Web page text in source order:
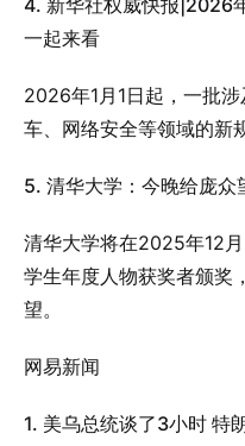
4. 新华社权威快报|2026
一起来看
2026年1月1日起，一批
车、网络安全等领域的新
5. 清华大学：今晚给庞众
清华大学将在2025年12
学生年度人物获奖者颁奖
望。
网易新闻
1. 美乌总统谈了3小时 特